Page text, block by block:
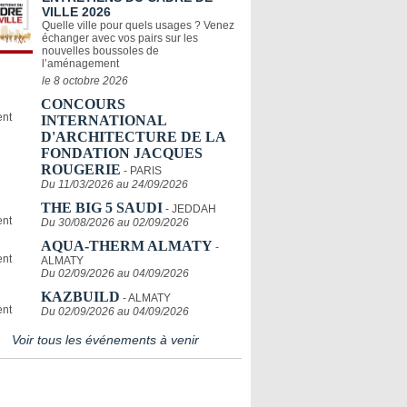
VILLE 2026
Quelle ville pour quels usages ? Venez
échanger avec vos pairs sur les
nouvelles boussoles de
l’aménagement
le 8 octobre 2026
CONCOURS
INTERNATIONAL
D'ARCHITECTURE DE LA
FONDATION JACQUES
ROUGERIE - PARIS
Du 11/03/2026 au 24/09/2026
THE BIG 5 SAUDI - JEDDAH
Du 30/08/2026 au 02/09/2026
AQUA-THERM ALMATY -
ALMATY
Du 02/09/2026 au 04/09/2026
KAZBUILD - ALMATY
Du 02/09/2026 au 04/09/2026
Voir tous les événements à venir